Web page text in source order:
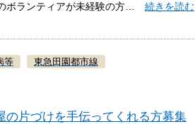
ボランティアが未経験の方… 続きを読む
等 東急田園都市線
の片づけを手伝ってくれる方募集